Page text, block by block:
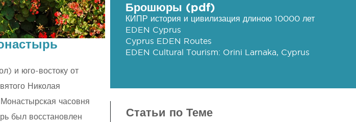
и юго-востоку от
Николая
часовня
был восстановлен
Брошюры (pdf)
КИПР история и цивилизация длиною 10000 лет
EDEN Cyprus
Cyprus EDEN Routes
EDEN Cultural Tourism: Orini Larnaka, Cyprus
Статьи по Теме